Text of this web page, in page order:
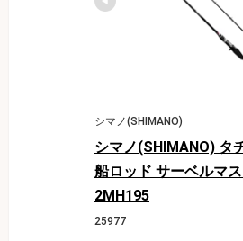
シマノ(SHIMANO)
シマノ(SHIMANO) タ
船ロッド サーベルマ
2MH195
25977